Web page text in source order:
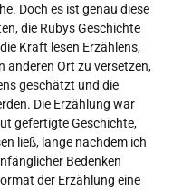
Doch es ist genau diese
die Rubys Geschichte
Kraft lesen Erzählens,
anderen Ort zu versetzen,
geschätzt und die
Die Erzählung war
gefertigte Geschichte,
ließ, lange nachdem ich
Bedenken
der Erzählung eine